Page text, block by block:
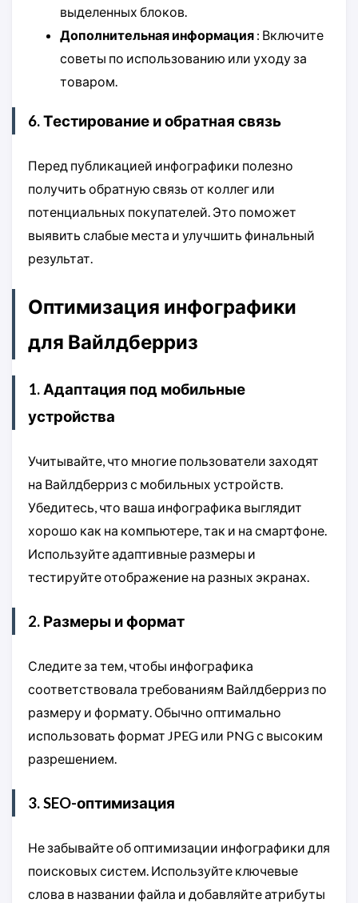
выделенных блоков.
Дополнительная информация : Включите
советы по использованию или уходу за
товаром.
6. Тестирование и обратная связь
Перед публикацией инфографики полезно
получить обратную связь от коллег или
потенциальных покупателей. Это поможет
выявить слабые места и улучшить финальный
результат.
Оптимизация инфографики
для Вайлдберриз
1. Адаптация под мобильные
устройства
Учитывайте, что многие пользователи заходят
на Вайлдберриз с мобильных устройств.
Убедитесь, что ваша инфографика выглядит
хорошо как на компьютере, так и на смартфоне.
Используйте адаптивные размеры и
тестируйте отображение на разных экранах.
2. Размеры и формат
Следите за тем, чтобы инфографика
соответствовала требованиям Вайлдберриз по
размеру и формату. Обычно оптимально
использовать формат JPEG или PNG с высоким
разрешением.
3. SEO-оптимизация
Не забывайте об оптимизации инфографики для
поисковых систем. Используйте ключевые
слова в названии файла и добавляйте атрибуты